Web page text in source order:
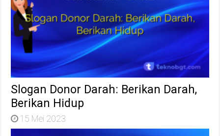
Slogan Donor Darah: Berikan Darah,
Berikan Hidup
15 Mei 2023